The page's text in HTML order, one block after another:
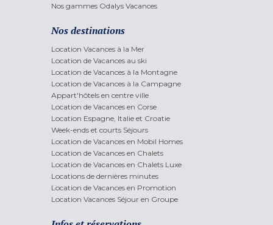
Nos gammes Odalys Vacances
Nos destinations
Location Vacances à la Mer
Location de Vacances au ski
Location de Vacances à la Montagne
Location de Vacances à la Campagne
Appart'hôtels en centre ville
Location de Vacances en Corse
Location Espagne, Italie et Croatie
Week-ends et courts Séjours
Location de Vacances en Mobil Homes
Location de Vacances en Chalets
Location de Vacances en Chalets Luxe
Locations de dernières minutes
Location de Vacances en Promotion
Location Vacances Séjour en Groupe